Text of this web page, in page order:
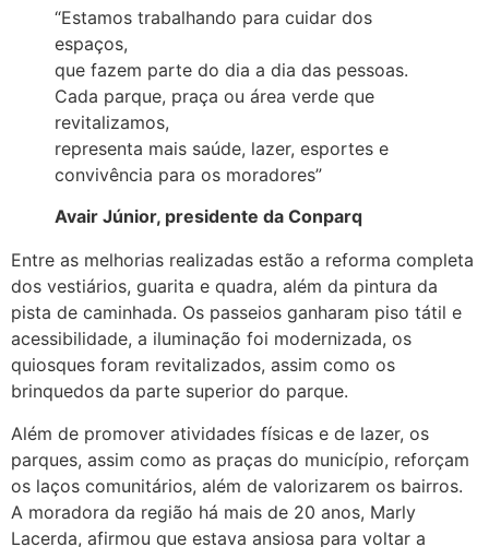
“Estamos trabalhando para cuidar dos
espaços,
que fazem parte do dia a dia das pessoas.
Cada parque, praça ou área verde que
revitalizamos,
representa mais saúde, lazer, esportes e
convivência para os moradores”
Avair Júnior, presidente da Conparq
Entre as melhorias realizadas estão a reforma completa
dos vestiários, guarita e quadra, além da pintura da
pista de caminhada. Os passeios ganharam piso tátil e
acessibilidade, a iluminação foi modernizada, os
quiosques foram revitalizados, assim como os
brinquedos da parte superior do parque.
Além de promover atividades físicas e de lazer, os
parques, assim como as praças do município, reforçam
os laços comunitários, além de valorizarem os bairros.
A moradora da região há mais de 20 anos, Marly
Lacerda, afirmou que estava ansiosa para voltar a